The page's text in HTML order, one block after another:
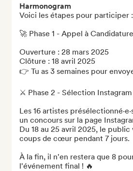
Harmonogram
Voici les étapes pour participer :
🚀 Phase 1 - Appel à
Ouverture : 28 mars 2025
Clôture : 18 avril 2025
👉 Tu as 3 semaines pour
⚔️ Phase 2 - Sélection
Les 16 artistes
un concours sur la page
Du 18 au 25 avril 2025, le
coups de cœur pendant 7 jours.
À la fin, il n'en restera que 8
l'événement final ! 🔥